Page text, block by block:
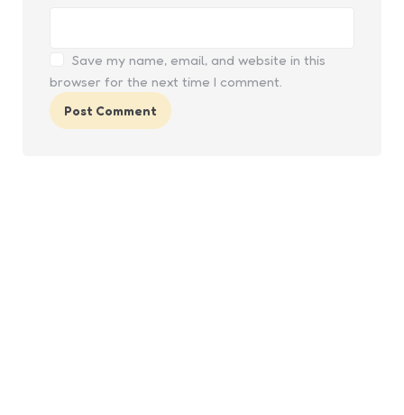
Save my name, email, and website in this
browser for the next time I comment.